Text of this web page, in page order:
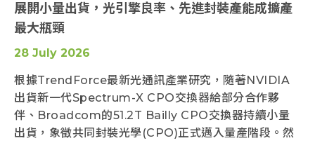
展開小量出貨，光引擎良率、先進封裝產能成擴產
最大瓶頸
28 July 2026
根據TrendForce最新光通訊產業研究，隨著NVIDIA
出貨新一代Spectrum-X CPO交換器給部分合作夥
伴、Broadcom的51.2T Bailly CPO交換器持續小量
出貨，象徵共同封裝光學(CPO)正式邁入量產階段。然